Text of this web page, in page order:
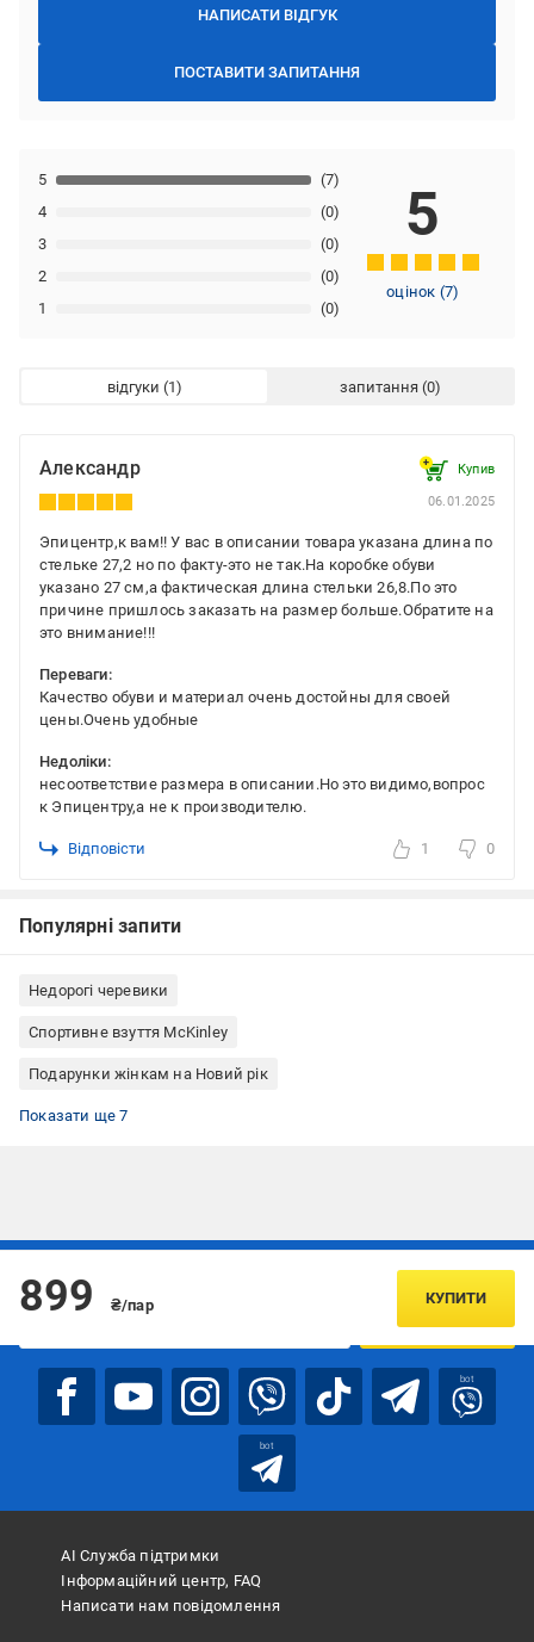
НАПИСАТИ ВІДГУК
ПОСТАВИТИ ЗАПИТАННЯ
1 (0)
2 (0)
3 (0)
4 (0)
5 (7)
5
оцінок (7)
відгуки запитання
Александр Купив
06.01.2025
Эпицентр,к вам!! У вас в описании товара указана длина по
стельке 27,2 но по факту-это не так.На коробке обуви
указано 27 см,а фактическая длина стельки 26,8.По это
причине пришлось заказать на размер больше.Обратите на
это внимание!!!
Переваги:
Качество обуви и материал очень достойны для своей
цены.Очень удобные
Недоліки:
несоответствие размера в описании.Но это видимо,вопрос
к Эпицентру,а не к производителю.
Відповісти 1 0
Популярні запити
Недорогі черевики
Спортивне взуття McKinley
Подарунки жінкам на Новий рік
Подарунки чоловікам на Новий рік
Одяг, взуття, аксесуари
Черевики McKinley
Черевики чоловічі
Чоловічі черевики McKinley
Черевики Китай
Черевики 43 розмір
Показати ще 7
899 ₴/пар КУПИТИ
Підписуйтесь, щоб дізнаватись першим про акції та пропозиції
ПІДПИСАТИСЯ
bot
bot
АІ Служба підтримки
Інформаційний центр, FAQ
Написати нам повідомлення